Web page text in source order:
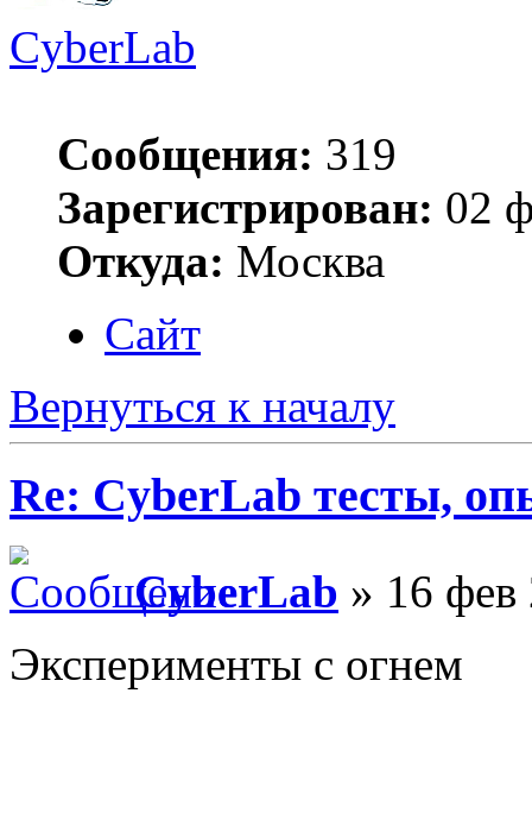
CyberLab
Сообщения: 319
Зарегистрирован: 02
Откуда: Москва
Сайт
Вернуться к началу
Re: CyberLab тесты,
CyberLab » 16 фев
Эксперименты с огнем